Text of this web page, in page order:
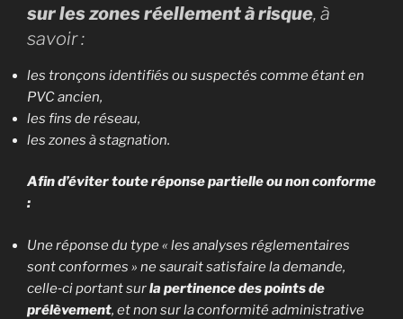
sur les zones réellement à risque, à
savoir :
les tronçons identifiés ou suspectés comme étant en
PVC ancien,
les fins de réseau,
les zones à stagnation.
Afin d’éviter toute réponse partielle ou non conforme
:
Une réponse du type « les analyses réglementaires
sont conformes » ne saurait satisfaire la demande,
celle‑ci portant surla pertinence des points de
prélèvement, et non sur la conformité administrative